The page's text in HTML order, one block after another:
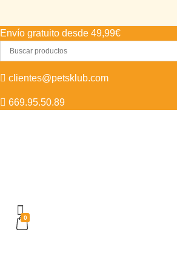
Envío gratuito desde 49,99€
clientes@petsklub.com
669.95.50.89
0